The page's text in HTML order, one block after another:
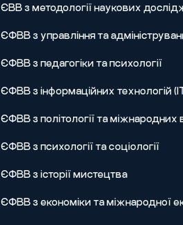
ЄВВ з методології наукових
ЄФВВ з управління та
ЄФВВ з педагогіки та психології
ЄФВВ з інформаційних технологій
ЄФВВ з політології та міжнародних
ЄФВВ з психології та соціології
ЄФВВ з історії мистецтва
ЄФВВ з економіки та міжнародної